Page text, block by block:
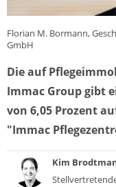
Florian M. Bormann,
GmbH
Die auf
Immac Group gibt
von 6,05 Prozent
"Immac
Kim